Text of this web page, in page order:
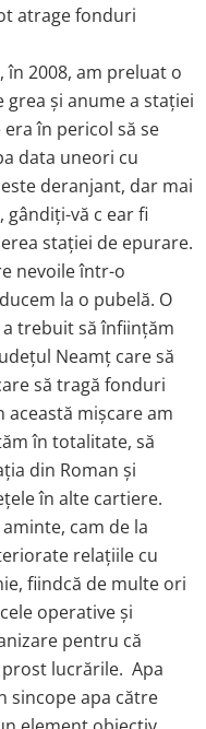
atrage fonduri
în 2008, am preluat o
și anume a stației
în pericol să se
data uneori cu
deranjant, dar mai
vă c ear fi
stației de epurare.
nevoile într-o
la o pubelă. O
trebuit să înființăm
Neamț care să
să tragă fonduri
această mișcare am
în totalitate, să
din Roman și
în alte cartiere.
cam de la
relațiile cu
fiindcă de multe ori
operative și
pentru că
lucrările. Apa
sincope apa către